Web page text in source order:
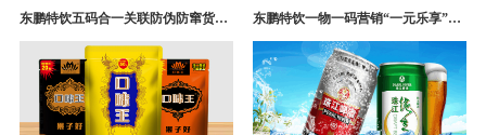
东鹏特饮五码合一关联防伪防窜货追溯系统成功案例 东鹏特饮一物一码营销“一元乐享”案例分析